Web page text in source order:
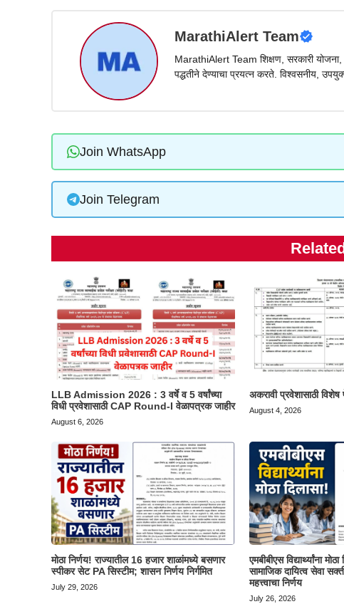
MarathiAlert Team
MarathiAlert Team शिक्षण, सरकारी योजना,
पद्धतीने देण्याचा प्रयत्न करते. विश्वसनीय,
Join WhatsApp
Join Telegram
LLB Admission 2026 : 3 वर्षे व 5 वर्षांच्या
विधी प्रवेशासाठी CAP Round-I वेळापत्रक जाहीर
August 6, 2026
अकरावी प्रवेशासाठी
August 4, 2026
मोठा निर्णय! राज्यातील 16 हजार शाळांमध्ये बसणार
स्पीकर सेट PA सिस्टीम; शासन निर्णय निर्गमित
July 29, 2026
एमबीबीएस विद्यार्थ्यांना
सामाजिक दायित्व सेवा
महत्त्वाचा निर्णय
July 26, 2026